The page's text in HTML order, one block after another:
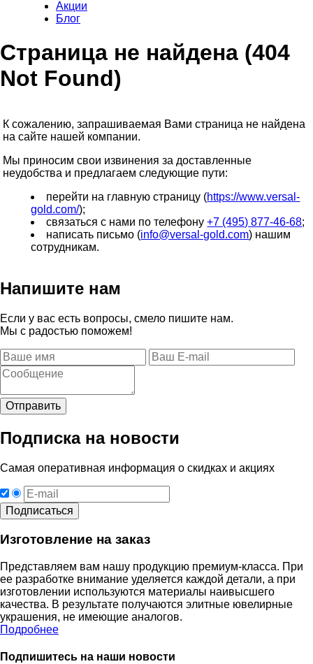
Акции
Блог
Страница не найдена (404
Not Found)
К сожалению, запрашиваемая Вами страница не найдена
на сайте нашей компании.
Мы приносим свои извинения за доставленные
неудобства и предлагаем следующие пути:
перейти на главную страницу (https://www.versal-
gold.com/);
связаться с нами по телефону+7 (495) 877-46-68;
написать письмо (info@versal-gold.com) нашим
сотрудникам.
Напишите нам
Если у вас есть вопросы, смело пишите нам.
Мы с радостью поможем!
Подписка на новости
Самая оперативная информация о скидках и акциях
Изготовление на заказ
Представляем вам нашу продукцию премиум-класса. При
ее разработке внимание уделяется каждой детали, а при
изготовлении используются материалы наивысшего
качества. В результате получаются элитные ювелирные
украшения, не имеющие аналогов.
Подробнее
Подпишитесь на наши новости